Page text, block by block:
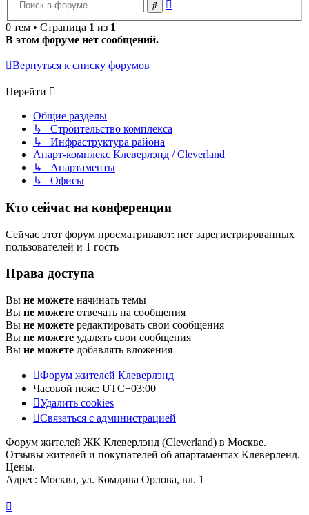
Поиск
0 тем • Страница 1 из 1
В этом форуме нет сообщений.
Вернуться к списку форумов
Перейти
Общие разделы
↳ Строительство комплекса
↳ Инфраструктура района
Апарт-комплекс Клеверлэнд / Cleverland
↳ Апартаменты
↳ Офисы
Кто сейчас на конференции
Сейчас этот форум просматривают: нет зарегистрированных
пользователей и 1 гость
Права доступа
Вы не можете начинать темы
Вы не можете отвечать на сообщения
Вы не можете редактировать свои сообщения
Вы не можете удалять свои сообщения
Вы не можете добавлять вложения
Форум жителей Клеверлэнд
Часовой пояс: UTC+03:00
Удалить cookies
Связаться с администрацией
Форум жителей ЖК Клеверлэнд (Cleverland) в Москве.
Отзывы жителей и покупателей об апартаментах Клеверленд.
Цены.
Адрес: Москва, ул. Комдива Орлова, вл. 1